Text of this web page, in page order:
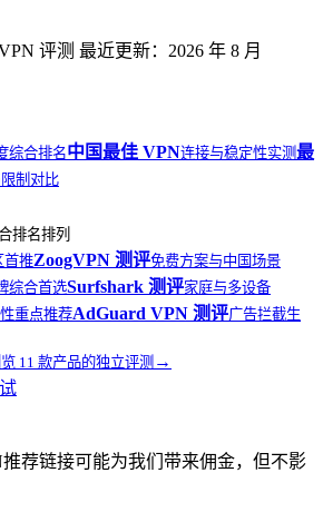
评测 最近更新：2026 年 8 月
综合排名中国最佳 VPN连接与稳定性实测最
制对比
排名排列
首推ZoogVPN 测评免费方案与中国场景
综合首选Surfshark 测评家庭与多设备
重点推荐AdGuard VPN 测评广告拦截生
11 款产品的独立评测 →
推荐链接可能为我们带来佣金，但不影